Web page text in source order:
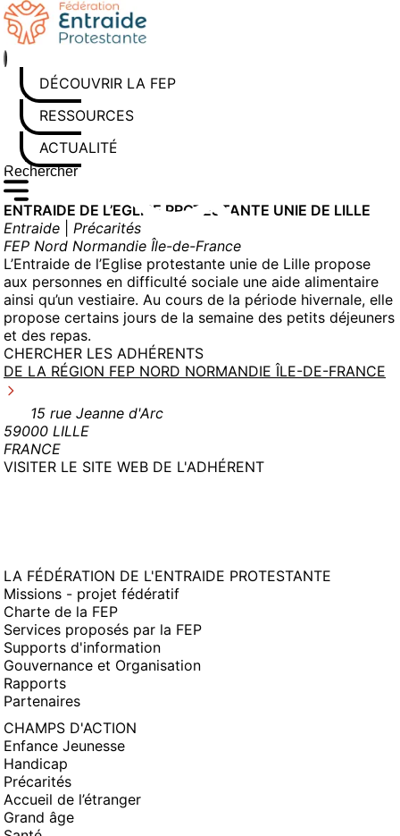
Aller
au
contenu
DÉCOUVRIR LA FEP
RESSOURCES
ACTUALITÉS
Rechercher sur le site
Saisissez au moins 3 caractères pour lancer la recherche
ENTRAIDE DE L’EGLISE PROTESTANTE UNIE DE LILLE
Entraide
Précarités
FEP Nord Normandie Île-de-France
L’Entraide de l’Eglise protestante unie de Lille propose
aux personnes en difficulté sociale une aide alimentaire
ainsi qu’un vestiaire. Au cours de la période hivernale, elle
propose certains jours de la semaine des petits déjeuners
et des repas.
CHERCHER LES ADHÉRENTS
DE LA RÉGION FEP NORD NORMANDIE ÎLE-DE-FRANCE
15 rue Jeanne d'Arc
59000 LILLE
FRANCE
VISITER LE SITE WEB DE L'ADHÉRENT(NOUVELLE
LA FÉDÉRATION DE L'ENTRAIDE PROTESTANTE
Missions - projet fédératif
Charte de la FEP
Services proposés par la FEP
Supports d'information
Gouvernance et Organisation
Rapports
Partenaires
CHAMPS D'ACTION
Enfance Jeunesse
Handicap
Précarités
Accueil de l’étranger
Grand âge